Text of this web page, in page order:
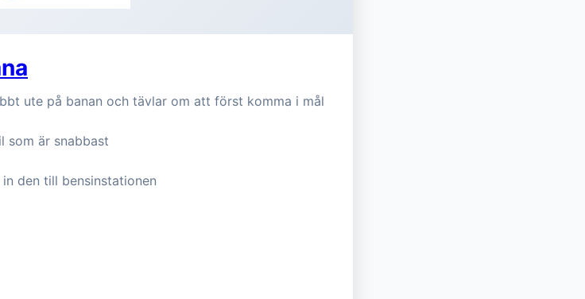
ute på banan och tävlar om att först komma i mål
som är snabbast
den till bensinstationen